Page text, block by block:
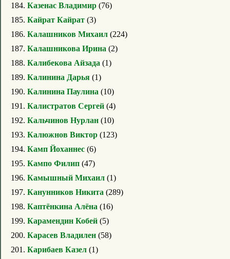
184. Казенас Владимир (76)
185. Кайрат Кайрат (3)
186. Калашников Михаил (224)
187. Калашникова Ирина (2)
188. Калибекова Айзада (1)
189. Калинина Дарья (1)
190. Калинина Паулина (10)
191. Калистратов Сергей (4)
192. Кальчинов Нурлан (10)
193. Калюжнов Виктор (123)
194. Камп Йоханнес (6)
195. Кампо Филип (47)
196. Камышный Михаил (1)
197. Канунников Никита (289)
198. Каптёнкина Алёна (16)
199. Карамендин Кобей (5)
200. Карасев Владилен (58)
201. Карибаев Казел (1)